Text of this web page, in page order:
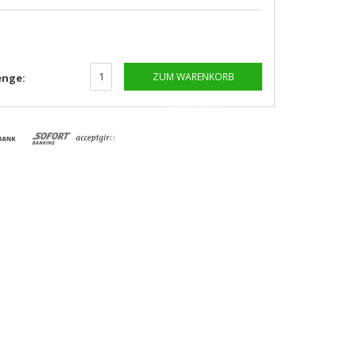
ZUM WARENKORB
HINZUFÜGEN